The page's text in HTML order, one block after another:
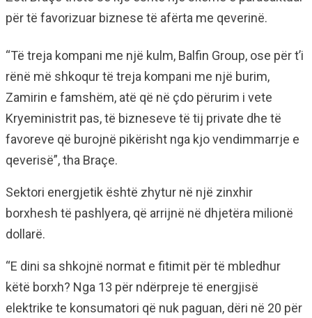
për të favorizuar biznese të afërta me qeverinë.
“Të treja kompani me një kulm, Balfin Group, ose për t’i
rënë më shkoqur të treja kompani me një burim,
Zamirin e famshëm, atë që në çdo përurim i vete
Kryeministrit pas, të bizneseve të tij private dhe të
favoreve që burojnë pikërisht nga kjo vendimmarrje e
qeverisë”, tha Braçe.
Sektori energjetik është zhytur në një zinxhir
borxhesh të pashlyera, që arrijnë në dhjetëra milionë
dollarë.
“E dini sa shkojnë normat e fitimit për të mbledhur
këtë borxh? Nga 13 për ndërpreje të energjisë
elektrike te konsumatori që nuk paguan, dëri në 20 për